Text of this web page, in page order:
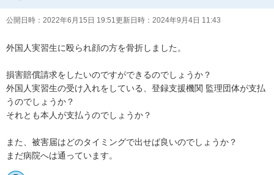
公開日時： 2022年6月15日 19:51更新日時： 2024年9月4日 11:43
外国人実習生に殴られ顔の方を骨折しました。
損害賠償請求をしたいのですができるのでしょうか？
外国人実習生の受け入れをしている、登録支援機関 監理団体が支払
うのでしょうか？
それとも本人が支払うのでしょうか？
また、被害届はどのタイミングで出せば良いのでしょうか？
まだ病院へは通っています。